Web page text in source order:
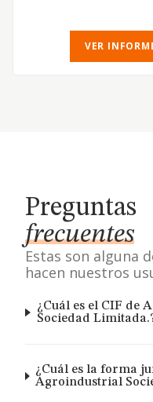
VER
Preguntas
frecuentes
Estas son alguna
hacen nuestros
¿Cuál es el CIF de
Sociedad
¿Cuál es la forma
Agroindustrial